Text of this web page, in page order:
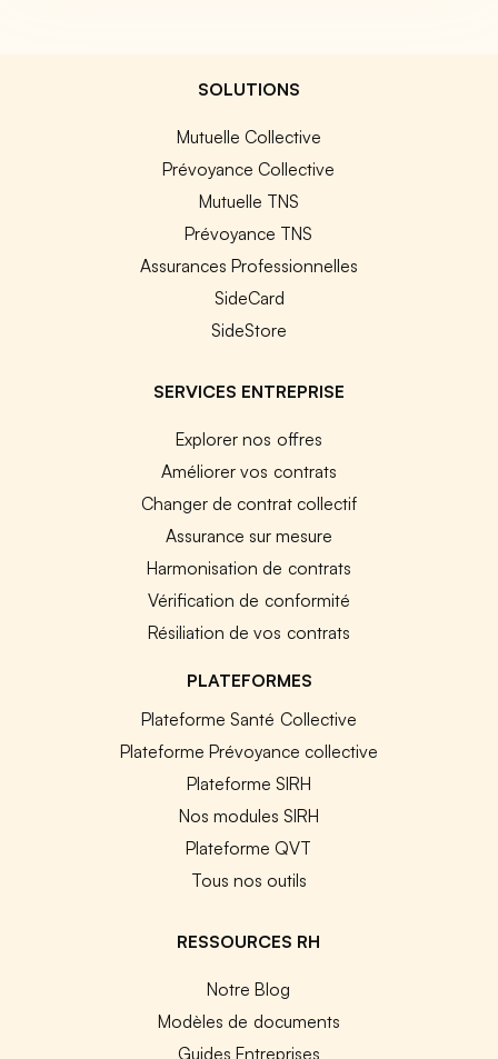
SOLUTIONS
Mutuelle Collective
Prévoyance Collective
Mutuelle TNS
Prévoyance TNS
Assurances Professionnelles
SideCard
SideStore
SERVICES ENTREPRISE
Explorer nos offres
Améliorer vos contrats
Changer de contrat collectif
Assurance sur mesure
Harmonisation de contrats
Vérification de conformité
Résiliation de vos contrats
PLATEFORMES
Plateforme Santé Collective
Plateforme Prévoyance collective
Plateforme SIRH
Nos modules SIRH
Plateforme QVT
Tous nos outils
RESSOURCES RH
Notre Blog
Modèles de documents
Guides Entreprises